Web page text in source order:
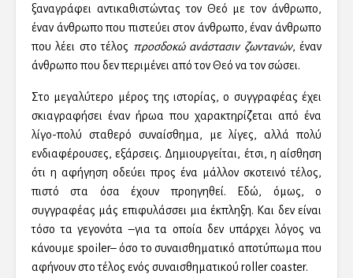
ξαναγράφει αντικαθιστώντας τον Θεό με τον άνθρωπο,
έναν άνθρωπο που πιστεύει στον άνθρωπο, έναν άνθρωπο
που λέει στο τέλος προσδοκώ ανάστασιν ζωντανών, έναν
άνθρωπο που δεν περιμένει από τον Θεό να τον σώσει.
Στο μεγαλύτερο μέρος της ιστορίας, ο συγγραφέας έχει
σκιαγραφήσει έναν ήρωα που χαρακτηρίζεται από ένα
λίγο-πολύ σταθερό συναίσθημα, με λίγες, αλλά πολύ
ενδιαφέρουσες, εξάρσεις. Δημιουργείται, έτσι, η αίσθηση
ότι η αφήγηση οδεύει προς ένα μάλλον σκοτεινό τέλος,
πιστό στα όσα έχουν προηγηθεί. Εδώ, όμως, ο
συγγραφέας μάς επιφυλάσσει μια έκπληξη. Και δεν είναι
τόσο τα γεγονότα –για τα οποία δεν υπάρχει λόγος να
κάνουμε spoiler– όσο το συναισθηματικό αποτύπωμα που
αφήνουν στο τέλος ενός συναισθηματικού roller coaster.